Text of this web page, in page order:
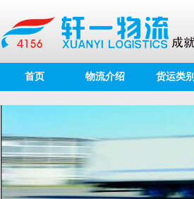
首页 物流介绍 货运类别